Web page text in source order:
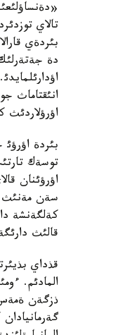
تالاي
بئردةي
دة
انئقتاماث
اؤرؤلاردئث
بئردة اؤرؤئ
توسةك
اؤرؤئنان
سةن مةنئث
كةلگةنشة
قالئث
قذداي
المادئم.
ذزگةن ةمةس.